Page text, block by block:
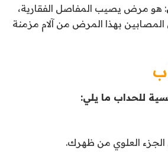
: هو مرض يصيب المفاصل الفقارية،
بهذا المرض من آلام مزمنة
للحداب ما يلي:
الجزء العلوي من ظهرك.